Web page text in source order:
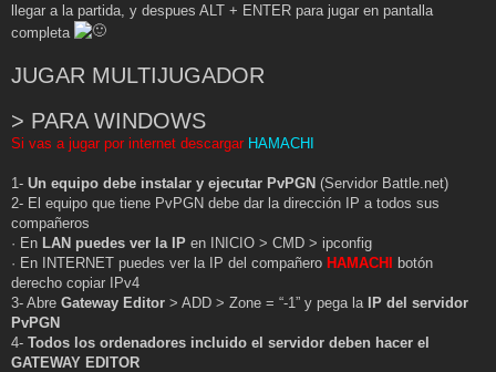
llegar a la partida, y despues ALT + ENTER para jugar en pantalla
completa
JUGAR MULTIJUGADOR
> PARA WINDOWS
Si vas a jugar por internet descargar HAMACHI
1- Un equipo debe instalar y ejecutar PvPGN (Servidor Battle.net)
2- El equipo que tiene PvPGN debe dar la dirección IP a todos sus
compañeros
· En LAN puedes ver la IP en INICIO > CMD > ipconfig
· En INTERNET puedes ver la IP del compañero HAMACHI
botón
derecho copiar IPv4
3- Abre Gateway Editor > ADD > Zone = “-1” y pega la
IP del servidor
PvPGN
4- Todos los ordenadores incluido el servidor deben hacer el
GATEWAY EDITOR